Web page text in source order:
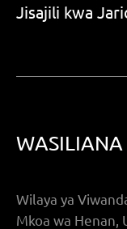
Jisajili kwa
Wilaya ya
Mkoa wa Henan,